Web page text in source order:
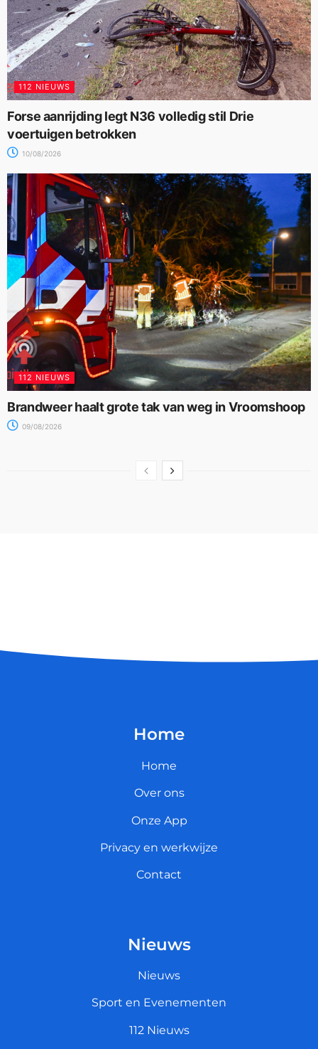
112 NIEUWS
Forse aanrijding legt N36 volledig stil Drie
voertuigen betrokken
10/08/2026
112 NIEUWS
Brandweer haalt grote tak van weg in Vroomshoop
09/08/2026
Home
Home
Over ons
Onze App
Privacy en werkwijze
Contact
Nieuws
Nieuws
Sport en Evenementen
112 Nieuws